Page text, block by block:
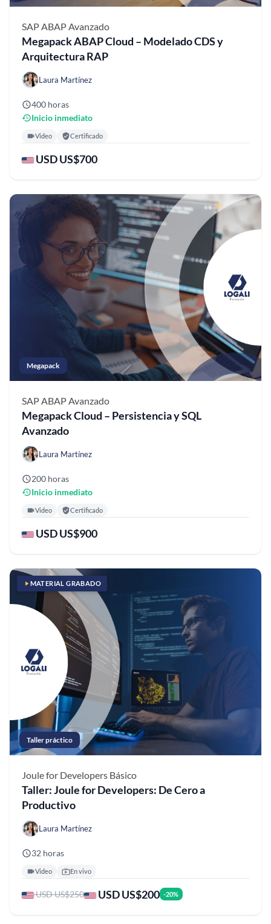
SAP ABAP Avanzado
Megapack ABAP Cloud – Modelado CDS y
Arquitectura RAP
Laura Martínez
400 horas
Inicio inmediato
Video Certificado
USD US$700
Megapack
SAP ABAPAvanzado
Megapack Cloud – Persistencia y SQL
Avanzado
Laura Martínez
200 horas
Inicio inmediato
Video Certificado
USD US$900
Taller práctico
MATERIAL GRABADO
Joule for Developers Básico
Taller: Joule for Developers: De Cero a
Productivo
Laura Martínez
32 horas
Video En vivo
USD US$250 USD US$200 -20%